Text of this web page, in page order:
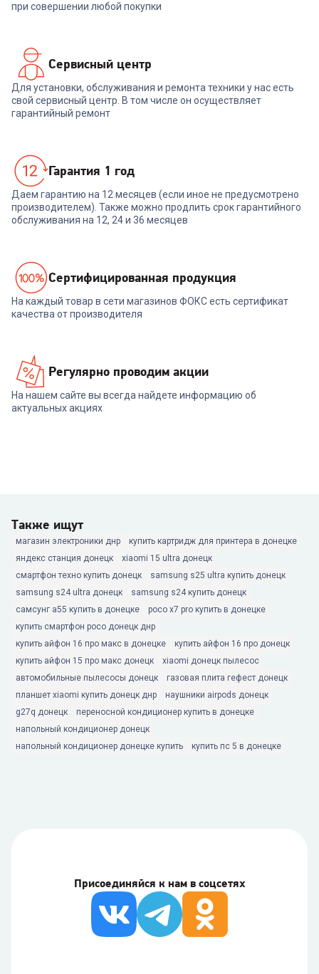
при совершении любой покупки
Сервисный центр
Для установки, обслуживания и ремонта техники у нас есть
свой сервисный центр. В том числе он осуществляет
гарантийный ремонт
Гарантия 1 год
Даем гарантию на 12 месяцев (если иное не предусмотрено
производителем). Также можно продлить срок гарантийного
обслуживания на 12, 24 и 36 месяцев
Cертифицированная продукция
На каждый товар в сети магазинов ФОКС есть сертификат
качества от производителя
Регулярно проводим акции
На нашем сайте вы всегда найдете информацию об
актуальных акциях
Также ищут
магазин электроники днр
купить картридж для принтера в донецке
яндекс станция донецк
xiaomi 15 ultra донецк
смартфон техно купить донецк
samsung s25 ultra купить донецк
samsung s24 ultra донецк
samsung s24 купить донецк
самсунг а55 купить в донецке
poco x7 pro купить в донецке
купить смартфон poco донецк днр
купить айфон 16 про макс в донецке
купить айфон 16 про донецк
купить айфон 15 про макс донецк
xiaomi донецк пылесос
автомобильные пылесосы донецк
газовая плита гефест донецк
планшет xiaomi купить донецк днр
наушники airpods донецк
g27q донецк
переносной кондиционер купить в донецке
напольный кондиционер донецк
напольный кондиционер донецке купить
купить пс 5 в донецке
Присоединяйся к нам в соцсетях